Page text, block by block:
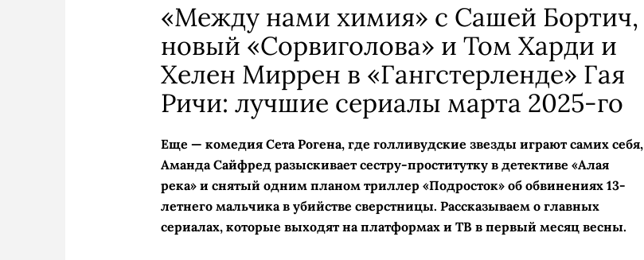
«Между нами химия» с Сашей Бортич,
новый «Сорвиголова» и Том Харди и
Хелен Миррен в «Гангстерленде» Гая
Ричи: лучшие сериалы марта 2025-го
Еще — комедия Сета Рогена, где голливудские звезды играют самих себя,
Аманда Сайфред разыскивает сестру-проститутку в детективе «Алая
река» и снятый одним планом триллер «Подросток» об обвинениях 13-
летнего мальчика в убийстве сверстницы. Рассказываем о главных
сериалах, которые выходят на платформах и ТВ в первый месяц весны.